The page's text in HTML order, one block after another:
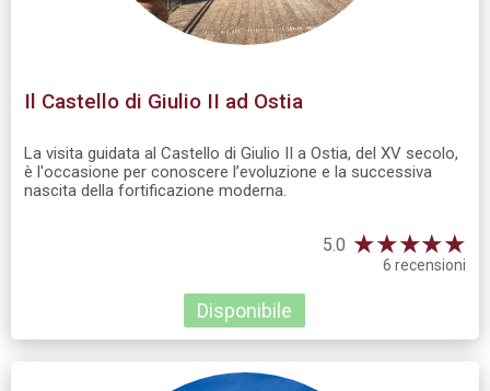
Il Castello di Giulio II ad Ostia
La visita guidata al Castello di Giulio II a Ostia, del XV secolo,
è l'occasione per conoscere l’evoluzione e la successiva
nascita della fortificazione moderna.
5.0 ★★★★★
6 recensioni
Disponibile